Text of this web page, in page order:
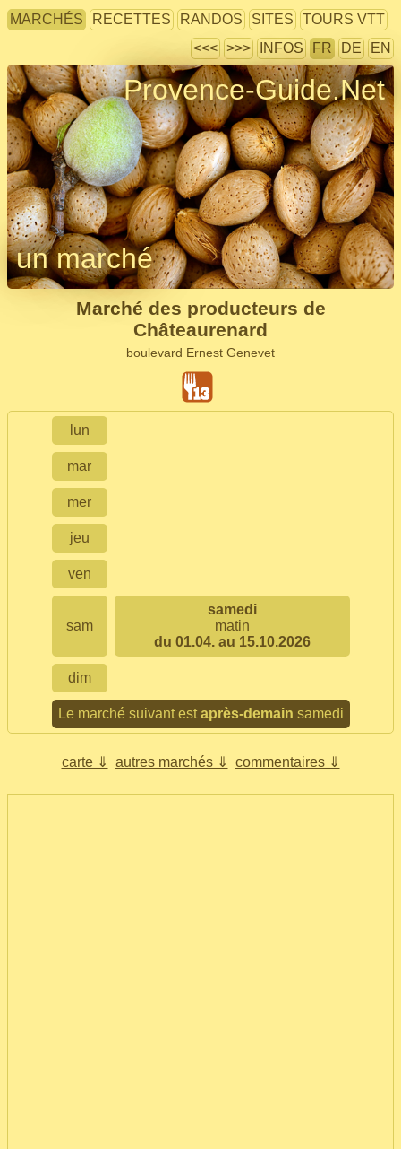
MARCHÉS RECETTES RANDOS SITES
TOURS VTT
<<< >>> INFOS FR DE EN
Provence-Guide.Net
un marché
Marché des producteurs de
Châteaurenard
boulevard Ernest Genevet
lun
mar
mer
jeu
ven
sam
samedi
matin
du 01.04. au 15.10.2026
dim
Le marché suivant estaprès-demain samedi
carte ⇓ autres marchés ⇓ commentaires ⇓